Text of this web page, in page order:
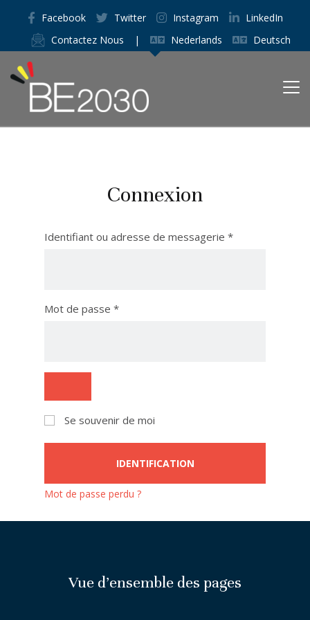
Facebook Twitter Instagram
LinkedIn
Contactez Nous
| Nederlands Deutsch
Connexion
Identifiant ou adresse de messagerie *
Mot de passe *
Se souvenir de moi
IDENTIFICATION
Mot de passe perdu ?
Vue d’ensemble des pages